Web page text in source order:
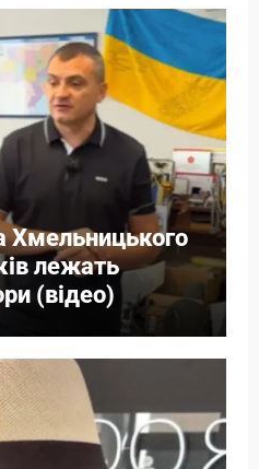
Хмельницького
лежать
(відео)